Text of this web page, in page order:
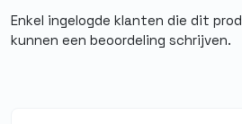
Soort
Kratzak
Enkel ingelogde klanten die dit
kunnen een beoordeling schrijven.